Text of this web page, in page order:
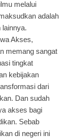
melalui
adalah
Akses,
memang sangat
tingkat
kebijakan
dari
Dan sudah
akses bagi
Sebab
di negeri ini